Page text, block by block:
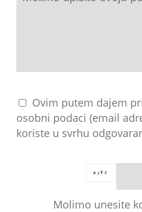
Ovim putem dajem
osobni podaci (email
koriste u svrhu
Molimo unesite